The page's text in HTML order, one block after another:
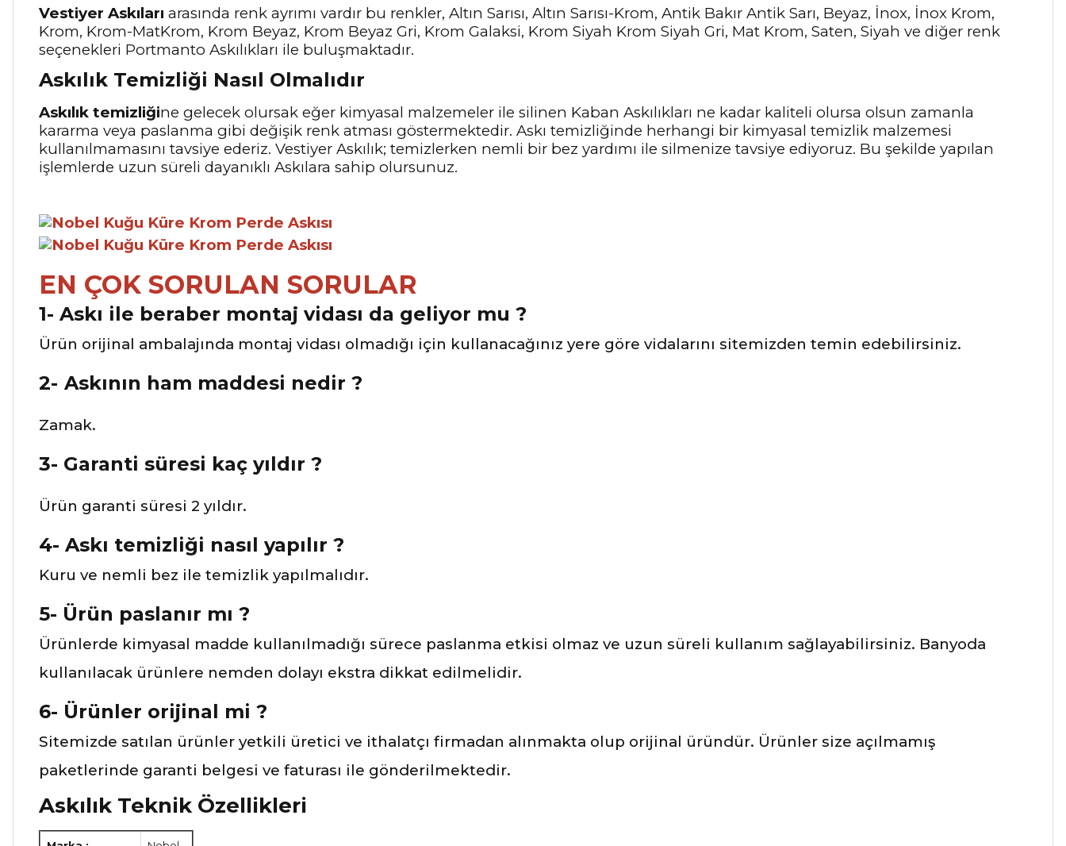
Vestiyer Askıları arasında renk ayrımı vardır bu renkler, Altın Sarısı, Altın Sarısı-Krom, Antik Bakır Antik Sarı, Beyaz, İnox, İnox Krom,
Krom, Krom-MatKrom, Krom Beyaz, Krom Beyaz Gri, Krom Galaksi, Krom Siyah Krom Siyah Gri, Mat Krom, Saten, Siyah ve diğer renk
seçenekleri Portmanto Askılıkları ile buluşmaktadır.
Askılık Temizliği Nasıl Olmalıdır
Askılık temizliğine gelecek olursak eğer kimyasal malzemeler ile silinen Kaban Askılıkları ne kadar kaliteli olursa olsun zamanla
kararma veya paslanma gibi değişik renk atması göstermektedir. Askı temizliğinde herhangi bir kimyasal temizlik malzemesi
kullanılmamasını tavsiye ederiz. Vestiyer Askılık; temizlerken nemli bir bez yardımı ile silmenize tavsiye ediyoruz. Bu şekilde yapılan
işlemlerde uzun süreli dayanıklı Askılara sahip olursunuz.
EN ÇOK SORULAN SORULAR
1- Askı ile beraber montaj vidası da geliyor mu ?
Ürün orijinal ambalajında montaj vidası olmadığı için kullanacağınız yere göre vidalarını sitemizden temin edebilirsiniz.
2- Askının ham maddesi nedir ?
Zamak.
3- Garanti süresi kaç yıldır ?
Ürün garanti süresi 2 yıldır.
4- Askı temizliği nasıl yapılır ?
Kuru ve nemli bez ile temizlik yapılmalıdır.
5- Ürün paslanır mı ?
Ürünlerde kimyasal madde kullanılmadığı sürece paslanma etkisi olmaz ve uzun süreli kullanım sağlayabilirsiniz. Banyoda
kullanılacak ürünlere nemden dolayı ekstra dikkat edilmelidir.
6- Ürünler orijinal mi ?
Sitemizde satılan ürünler yetkili üretici ve ithalatçı firmadan alınmakta olup orijinal üründür. Ürünler size açılmamış
paketlerinde garanti belgesi ve faturası ile gönderilmektedir.
Askılık Teknik Özellikleri